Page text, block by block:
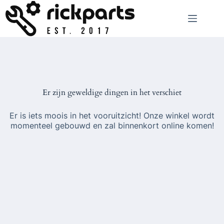
naar
de
inhoud
Er zijn geweldige dingen in het verschiet
Er is iets moois in het vooruitzicht! Onze winkel wordt
momenteel gebouwd en zal binnenkort online komen!